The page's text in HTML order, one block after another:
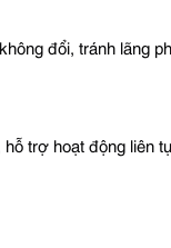
đổi, tránh lãng
trợ hoạt động liên